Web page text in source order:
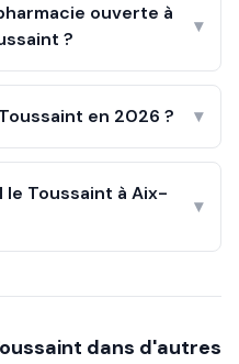
ouverte à
?
▾
en 2026 ? ▾
Toussaint à Aix-
▾
dans d'autres